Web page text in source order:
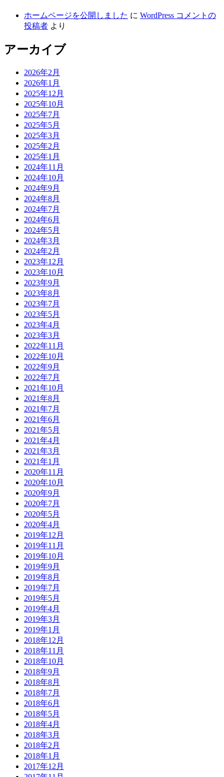
ホームページを公開しました に WordPress コメントの
投稿者 より
アーカイブ
2026年2月
2026年1月
2025年12月
2025年10月
2025年7月
2025年5月
2025年3月
2025年2月
2025年1月
2024年11月
2024年10月
2024年9月
2024年8月
2024年7月
2024年6月
2024年5月
2024年3月
2024年2月
2023年12月
2023年10月
2023年9月
2023年8月
2023年7月
2023年5月
2023年4月
2023年3月
2022年11月
2022年10月
2022年9月
2022年7月
2021年10月
2021年8月
2021年7月
2021年6月
2021年5月
2021年4月
2021年3月
2021年1月
2020年11月
2020年10月
2020年9月
2020年7月
2020年5月
2020年4月
2019年12月
2019年11月
2019年10月
2019年9月
2019年8月
2019年7月
2019年5月
2019年4月
2019年3月
2019年1月
2018年12月
2018年11月
2018年10月
2018年9月
2018年8月
2018年7月
2018年6月
2018年5月
2018年4月
2018年3月
2018年2月
2018年1月
2017年12月